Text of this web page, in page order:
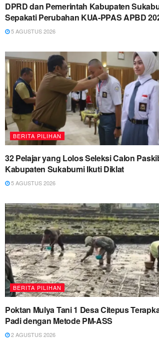
DPRD dan Pemerintah Kabupaten
Sepakati Perubahan KUA-PPAS APBD
5 AGUSTUS 2026
BERITA PILIHAN
32 Pelajar yang Lolos Seleksi Calon
Kabupaten Sukabumi Ikuti Diklat
5 AGUSTUS 2026
BERITA PILIHAN
Poktan Mulya Tani 1 Desa Citepus
Padi dengan Metode PM-ASS
2 AGUSTUS 2026